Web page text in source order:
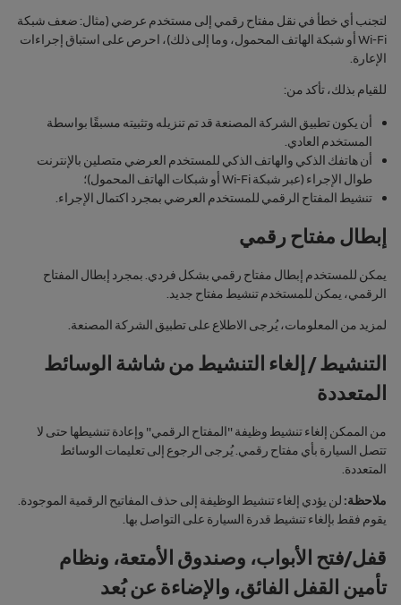
لتجنب أي خطأ في نقل مفتاح رقمي إلى مستخدم عرضي (مثال: ضعف شبكة
Wi-Fi أو شبكة الهاتف المحمول، وما إلى ذلك)، احرص على استباق إجراءات
الإعارة.
للقيام بذلك، تأكد من:
أن يكون تطبيق الشركة المصنعة قد تم تنزيله وتثبيته مسبقًا بواسطة
المستخدم العادي.
أن هاتفك الذكي والهاتف الذكي للمستخدم العرضي متصلين بالإنترنت
طوال الإجراء (عبر شبكة Wi-Fi أو شبكات الهاتف المحمول)؛
تنشيط المفتاح الرقمي للمستخدم العرضي بمجرد اكتمال الإجراء.
إبطال مفتاح رقمي
يمكن للمستخدم إبطال مفتاح رقمي بشكل فردي. بمجرد إبطال المفتاح
الرقمي، يمكن للمستخدم تنشيط مفتاح جديد.
لمزيد من المعلومات، يُرجى الاطلاع على تطبيق الشركة المصنعة.
التنشيط / إلغاء التنشيط من شاشة الوسائط
المتعددة
من الممكن إلغاء تنشيط وظيفة "المفتاح الرقمي" وإعادة تنشيطها حتى لا
تتصل السيارة بأي مفتاح رقمي. يُرجى الرجوع إلى تعليمات الوسائط
المتعددة.
ملاحظة: لن يؤدي إلغاء تنشيط الوظيفة إلى حذف المفاتيح الرقمية الموجودة.
يقوم فقط بإلغاء تنشيط قدرة السيارة على التواصل بها.
قفل/فتح الأبواب، وصندوق الأمتعة، و‏‫نظام
تأمين القفل الفائق‬، والإضاءة عن بُعد